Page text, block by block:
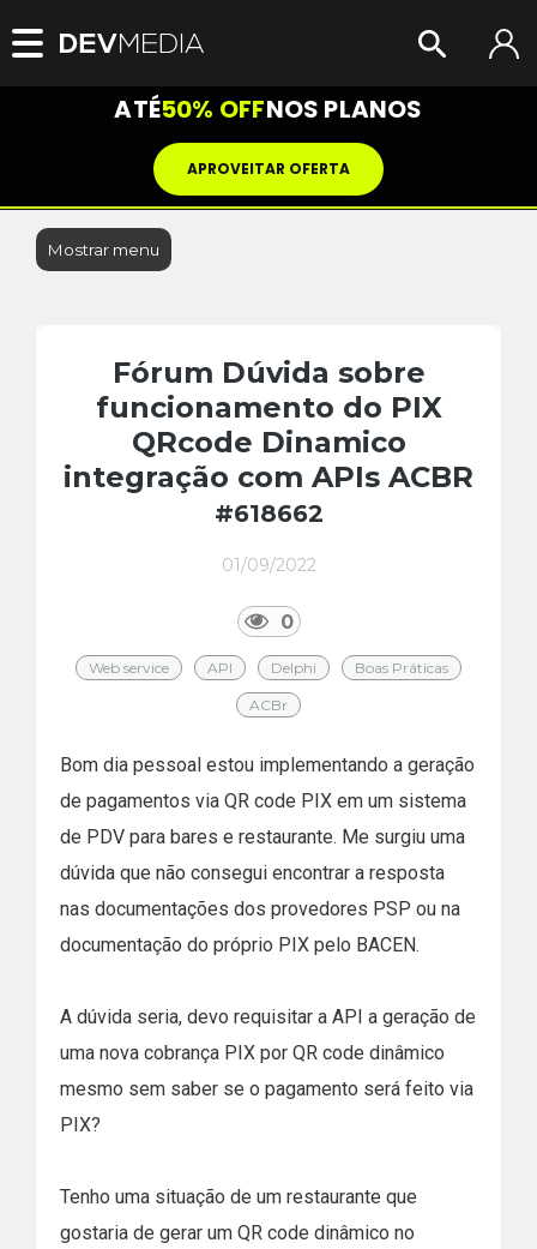
ATÉ50% OFFNOS PLANOS
APROVEITAR OFERTA
Mostrar menu
Fórum Dúvida sobre
funcionamento do PIX
QRcode Dinamico
integração com APIs ACBR
#618662
01/09/2022
0
Web service API Delphi Boas Práticas
ACBr
Bom dia pessoal estou implementando a geração
de pagamentos via QR code PIX em um sistema
de PDV para bares e restaurante. Me surgiu uma
dúvida que não consegui encontrar a resposta
nas documentações dos provedores PSP ou na
documentação do próprio PIX pelo BACEN.
A dúvida seria, devo requisitar a API a geração de
uma nova cobrança PIX por QR code dinâmico
mesmo sem saber se o pagamento será feito via
PIX?
Tenho uma situação de um restaurante que
gostaria de gerar um QR code dinâmico no